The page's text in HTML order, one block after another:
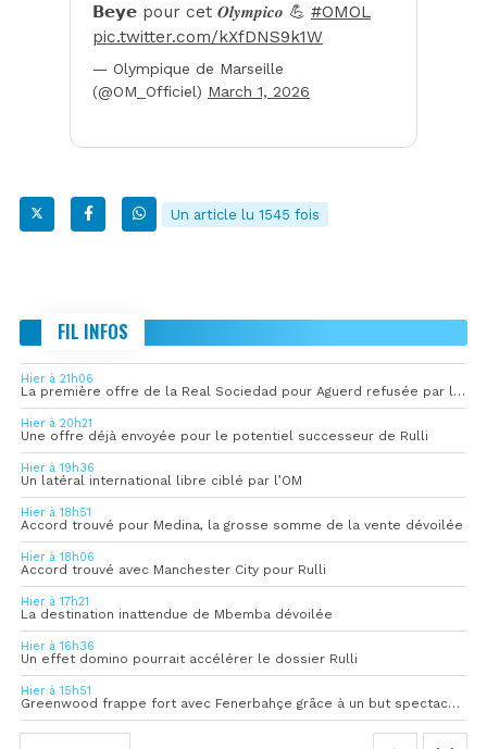
𝗕𝗲𝘆𝗲 pour cet 𝑶𝒍𝒚𝒎𝒑𝒊𝒄𝒐 💪 #OMOL
pic.twitter.com/kXfDNS9k1W
— Olympique de Marseille
(@OM_Officiel) March 1, 2026
Un article lu 1545 fois
FIL INFOS
Hier à 21h06
La première offre de la Real Sociedad pour Aguerd refusée par l’OM
Hier à 20h21
Une offre déjà envoyée pour le potentiel successeur de Rulli
Hier à 19h36
Un latéral international libre ciblé par l’OM
Hier à 18h51
Accord trouvé pour Medina, la grosse somme de la vente dévoilée
Hier à 18h06
Accord trouvé avec Manchester City pour Rulli
Hier à 17h21
La destination inattendue de Mbemba dévoilée
Hier à 16h36
Un effet domino pourrait accélérer le dossier Rulli
Hier à 15h51
Greenwood frappe fort avec Fenerbahçe grâce à un but spectaculaire